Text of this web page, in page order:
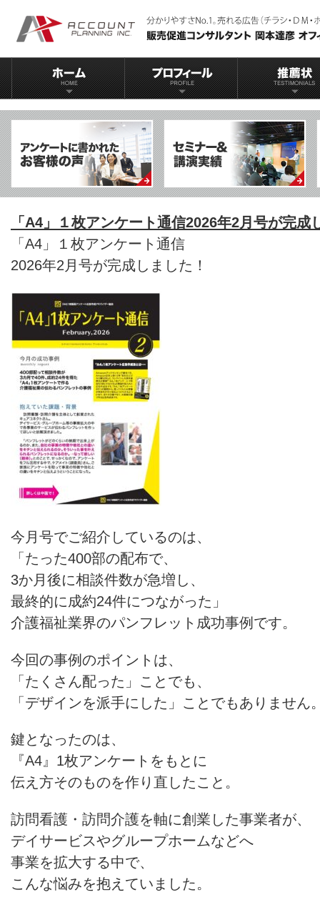
「A4」１枚アンケート通信2026年2月号が完成
「A4」１枚アンケート通信
2026年2月号が完成しました！
今月号でご紹介しているのは、
「たった400部の配布で、
3か月後に相談件数が急増し、
最終的に成約24件につながった」
介護福祉業界のパンフレット成功事例です。
今回の事例のポイントは、
「たくさん配った」ことでも、
「デザインを派手にした」ことでもありません
鍵となったのは、
『A4』1枚アンケートをもとに
伝え方そのものを作り直したこと。
訪問看護・訪問介護を軸に創業した事業者が、
デイサービスやグループホームなどへ
事業を拡大する中で、
こんな悩みを抱えていました。